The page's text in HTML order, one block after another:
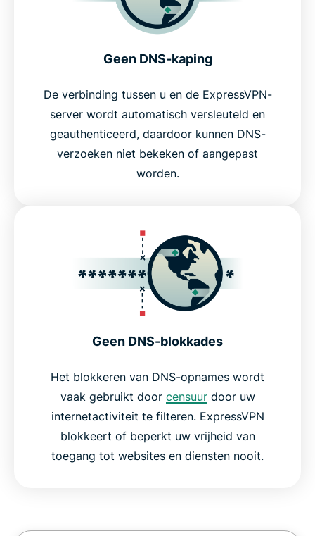
Geen DNS-kaping
De verbinding tussen u en de ExpressVPN-
server wordt automatisch versleuteld en
geauthenticeerd, daardoor kunnen DNS-
verzoeken niet bekeken of aangepast
worden.
Geen DNS-blokkades
Het blokkeren van DNS-opnames wordt
vaak gebruikt door censuurdoor uw
internetactiviteit te filteren. ExpressVPN
blokkeert of beperkt uw vrijheid van
toegang tot websites en diensten nooit.